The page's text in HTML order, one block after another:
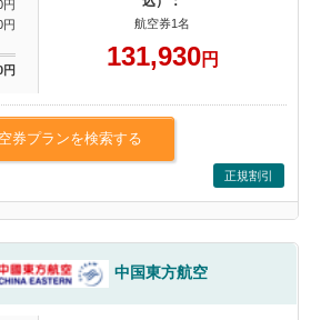
円
円 航空券1名
131,930円
券プランを検索する
正規割引
中国東方航空